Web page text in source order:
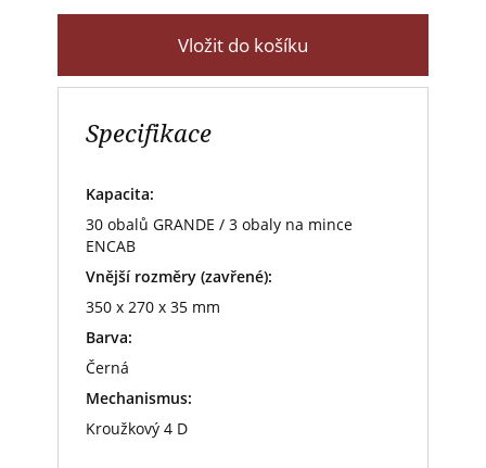
Vložit do košíku
Specifikace
Kapacita:
30 obalů GRANDE / 3 obaly na mince
ENCAB
Vnější rozměry (zavřené):
350 x 270 x 35 mm
Barva:
Černá
Mechanismus:
Kroužkový 4 D